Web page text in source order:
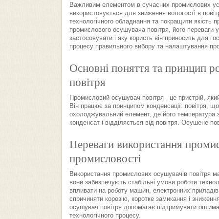
Важливим елементом в сучасних промислових
використовується для зниження вологості в
технологічного обладнання та покращити якість
промислового осушувача повітря, його
застосовувати і яку користь він приносить
процесу правильного вибору та налаштування
Основні поняття та принцип
повітря
Промисловий осушувач повітря - це пристрій,
Він працює за принципом конденсації: повітря,
охолоджувальний елемент, де його
конденсат і відділяється від повітря. Осушене
Переваги використання
промисловості
Використання промислових осушувачів повітря
вони забезпечують стабільні умови роботи
впливати на роботу машин, електронних
спричиняти корозію, коротке замикання і
осушувач повітря допомагає підтримувати
технологічного процесу.